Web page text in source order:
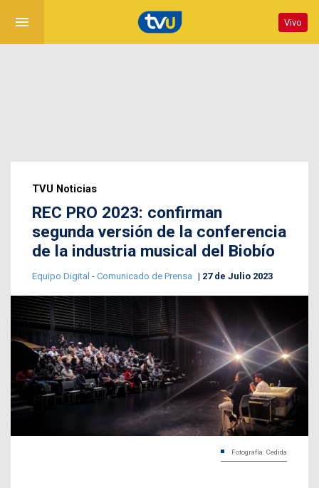
menu Vivo
TVU Noticias
REC PRO 2023: confirman
segunda versión de la conferencia
de la industria musical del Biobío
Equipo Digital - Comunicado de Prensa 27 de Julio 2023
Fotografía: Cedida